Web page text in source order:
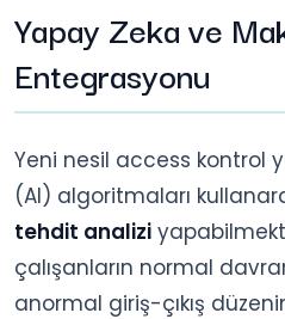
Yapay Zeka ve
Entegrasyonu
Yeni nesil access kontrol
(AI) algoritmaları
tehdit analizi
çalışanların normal
anormal giriş-çıkış